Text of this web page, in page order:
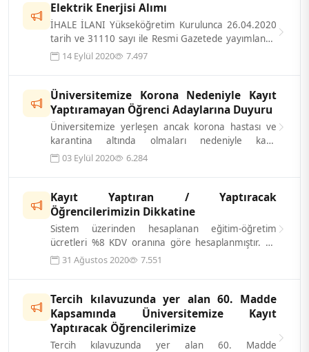
Elektrik Enerjisi Alımı
İHALE İLANI Yükseköğretim Kurulunca 26.04.2020
tarih ve 31110 sayı ile Resmi Gazetede yayımlanan
Konya Gıda ve Tarım Üniversite...
14 Eylül 2020 7.497
Üniversitemize Korona Nedeniyle Kayıt
Yaptıramayan Öğrenci Adaylarına Duyuru
Üniversitemize yerleşen ancak korona hastası ve
karantina altında olmaları nedeniyle kayıt
yaptıramayan öğrenci adaylarımız duruml...
03 Eylül 2020 6.284
Kayıt Yaptıran / Yaptıracak
Öğrencilerimizin Dikkatine
Sistem üzerinden hesaplanan eğitim-öğretim
ücretleri %8 KDV oranına göre hesaplanmıştır. 30
Ağustos 2020 tarihli resmi gazetede y...
31 Ağustos 2020 7.551
Tercih kılavuzunda yer alan 60. Madde
Kapsamında Üniversitemize Kayıt
Yaptıracak Öğrencilerimize
Tercih kılavuzunda yer alan 60. Madde